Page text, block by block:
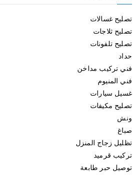
تصليح غسالات
تصليح ثلاجات
تصليح تلفونات
حداد
فني تركيب مداخن
فني المنيوم
غسيل سيارات
تصليح مكيفات
ونش
صباغ
تظليل زجاج المنزل
تركيب قرميد
توصيل حبر طابعة